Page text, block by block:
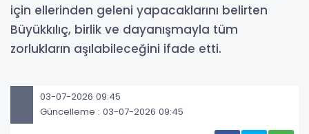
için ellerinden geleni yapacaklarını belirten
Büyükkılıç, birlik ve dayanışmayla tüm
zorlukların aşılabileceğini ifade etti.
03-07-2026 09:45
Güncelleme : 03-07-2026 09:45